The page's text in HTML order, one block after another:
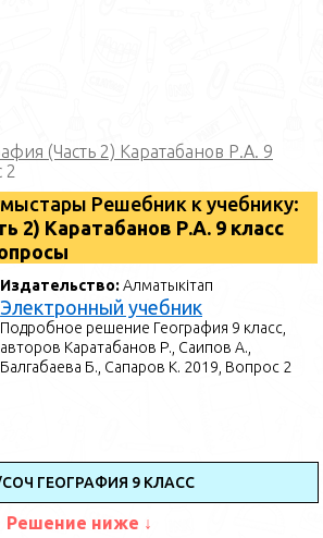
(Часть 2) Каратабанов Р.А. 9
2
Решебник к учебнику:
2) Каратабанов Р.А. 9 класс
Издательство:Алматыкітап
Электронный учебник
Подробное решение География 9 класс,
авторов Каратабанов Р., Саипов А.,
Балгабаева Б., Сапаров К. 2019, Вопрос 2
ГЕОГРАФИЯ 9 КЛАСС
Решение ниже ↓